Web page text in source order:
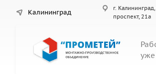
Калининград
г.
проспект, 21а
уже